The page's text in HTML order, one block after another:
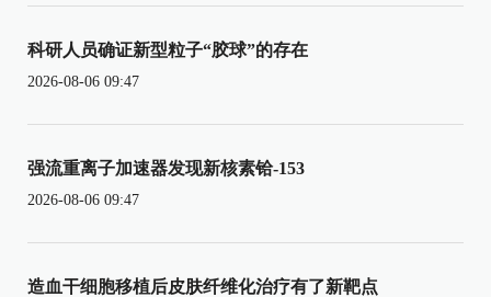
科研人员确证新型粒子“胶球”的存在
2026-08-06 09:47
强流重离子加速器发现新核素铪-153
2026-08-06 09:47
造血干细胞移植后皮肤纤维化治疗有了新靶点